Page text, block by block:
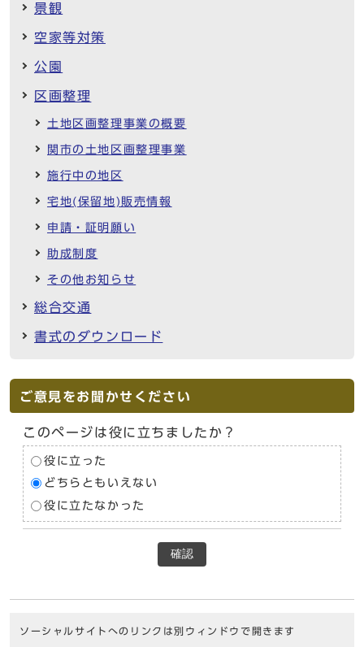
景観
空家等対策
公園
区画整理
土地区画整理事業の概要
関市の土地区画整理事業
施行中の地区
宅地(保留地)販売情報
申請・証明願い
助成制度
その他お知らせ
総合交通
書式のダウンロード
ご意見をお聞かせください
このページは役に立ちましたか？
役に立った
どちらともいえない
役に立たなかった
確認
ソーシャルサイトへのリンクは別ウィンドウで開きます